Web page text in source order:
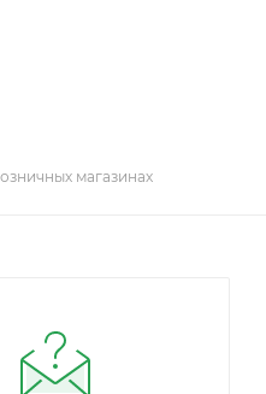
магазинах